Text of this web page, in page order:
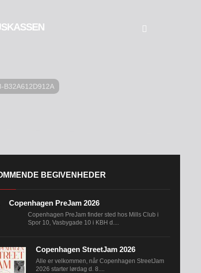
B32A612D912A
BEGIVENHEDER
Copenhagen PreJam 2026
Copenhagen PreJam finder sted hos Mills Club i
Spor 10, Vasbygade 10 i KBH d....
Copenhagen StreetJam 2026
Alle er velkommen, når Copenhagen StreetJam
2026 starter lørdag d. 8....